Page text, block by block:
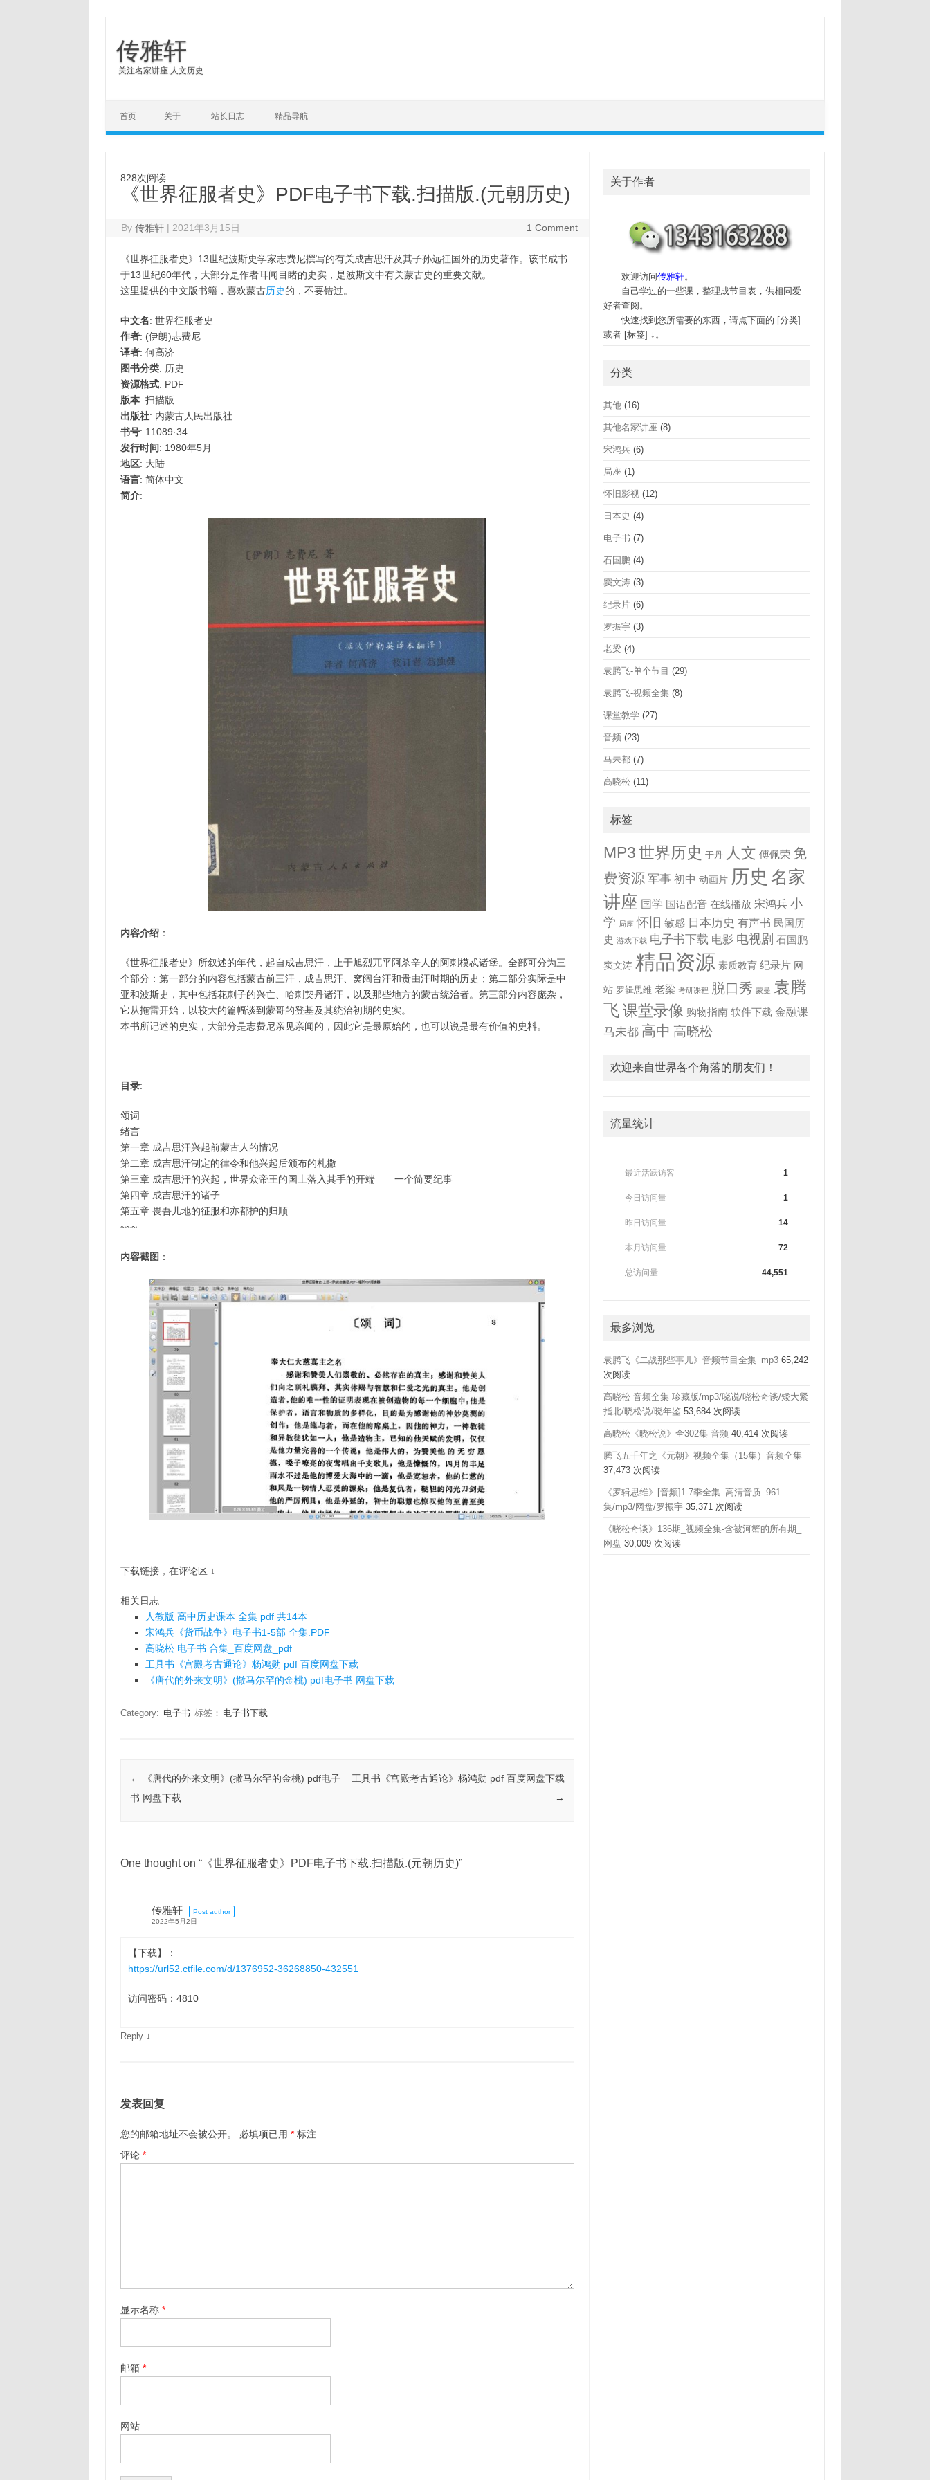
传雅轩
关注名家讲座.人文历史
首页 关于 站长日志 精品导航
828次阅读
《世界征服者史》PDF电子书下载.扫描版.(元朝历史)
By传雅轩 | 2021年3月15日 1 Comment
《世界征服者史》13世纪波斯史学家志费尼撰写的有关成吉思汗及其子孙远征国外的历史著作。该书成书
于13世纪60年代，大部分是作者耳闻目睹的史实，是波斯文中有关蒙古史的重要文献。
这里提供的中文版书籍，喜欢蒙古历史的，不要错过。
中文名: 世界征服者史
作者: (伊朗)志费尼
译者: 何高济
图书分类: 历史
资源格式: PDF
版本: 扫描版
出版社: 内蒙古人民出版社
书号: 11089·34
发行时间: 1980年5月
地区: 大陆
语言: 简体中文
简介:
内容介绍：
《世界征服者史》所叙述的年代，起自成吉思汗，止于旭烈兀平阿杀辛人的阿刺模忒诸堡。全部可分为三
个部分：第一部分的内容包括蒙古前三汗，成吉思汗、窝阔台汗和贵由汗时期的历史；第二部分实际是中
亚和波斯史，其中包括花刺子的兴亡、哈刺契丹诸汗，以及那些地方的蒙古统治者。第三部分内容庞杂，
它从拖雷开始，以较大的篇幅谈到蒙哥的登基及其统治初期的史实。
本书所记述的史实，大部分是志费尼亲见亲闻的，因此它是最原始的，也可以说是最有价值的史料。
目录:
颂词
绪言
第一章 成吉思汗兴起前蒙古人的情况
第二章 成吉思汗制定的律令和他兴起后颁布的札撒
第三章 成吉思汗的兴起，世界众帝王的国土落入其手的开端——一个简要纪事
第四章 成吉思汗的诸子
第五章 畏吾儿地的征服和亦都护的归顺
~~~
内容截图 ：
下载链接，在评论区 ↓
相关日志
人教版 高中历史课本 全集 pdf 共14本
宋鸿兵《货币战争》电子书1-5部 全集.PDF
高晓松 电子书 合集_百度网盘_pdf
工具书《宫殿考古通论》杨鸿勋 pdf 百度网盘下载
《唐代的外来文明》(撒马尔罕的金桃) pdf电子书 网盘下载
Category: 电子书 标签： 电子书下载
Post navigation
←
《唐代的外来文明》(撒马尔罕的金桃) pdf电子
书 网盘下载
工具书《宫殿考古通论》杨鸿勋 pdf 百度网盘下载
→
One thought on “《世界征服者史》PDF电子书下载.扫描版.(元朝历史)”
传雅轩
Post author
2022年5月2日
【下载】：
https://url52.ctfile.com/d/1376952-36268850-432551
访问密码：4810
Reply ↓
发表回复
您的邮箱地址不会被公开。 必填项已用 *标注
评论 *
显示名称 *
邮箱 *
网站
关于作者
欢迎访问传雅轩。
自己学过的一些课，整理成节目表，供相同爱
好者查阅。
快速找到您所需要的东西，请点下面的 [分类]
或者 [标签] ↓。
分类
其他 (16)
其他名家讲座 (8)
宋鸿兵 (6)
局座 (1)
怀旧影视 (12)
日本史 (4)
电子书 (7)
石国鹏 (4)
窦文涛 (3)
纪录片 (6)
罗振宇 (3)
老梁 (4)
袁腾飞-单个节目 (29)
袁腾飞-视频全集 (8)
课堂教学 (27)
音频 (23)
马未都 (7)
高晓松 (11)
标签
MP3 世界历史 于丹 人文 傅佩荣 免
费资源 军事 初中 动画片 历史 名家
讲座 国学 国语配音 在线播放 宋鸿兵 小
学 局座 怀旧 敏感 日本历史 有声书 民国历
史 游戏下载 电子书下载 电影 电视剧 石国鹏
窦文涛 精品资源 素质教育 纪录片 网
站 罗辑思维 老梁 考研课程 脱口秀 蒙曼 袁腾
飞 课堂录像 购物指南 软件下载 金融课
马未都 高中 高晓松
欢迎来自世界各个角落的朋友们！
流量统计
1
最近活跃访客
1
今日访问量
14
昨日访问量
72
本月访问量
44,551
总访问量
最多浏览
袁腾飞《二战那些事儿》音频节目全集_mp3 65,242
次阅读
高晓松 音频全集 珍藏版/mp3/晓说/晓松奇谈/矮大紧
指北/晓松说/晓年鉴 53,684 次阅读
高晓松《晓松说》全302集-音频 40,414 次阅读
腾飞五千年之《元朝》视频全集（15集）音频全集
37,473 次阅读
《罗辑思维》[音频]1-7季全集_高清音质_961
集/mp3/网盘/罗振宇 35,371 次阅读
《晓松奇谈》136期_视频全集-含被河蟹的所有期_
网盘 30,009 次阅读